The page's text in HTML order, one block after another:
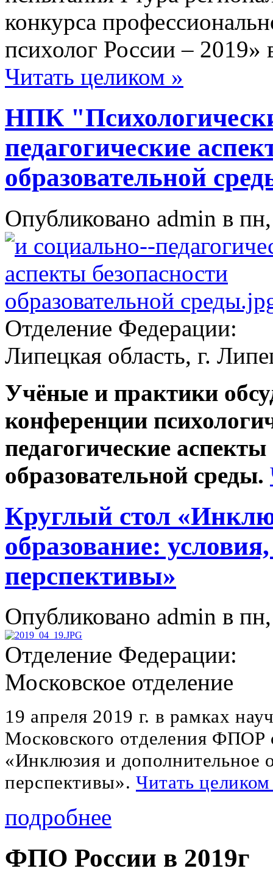
конкурса
психолог России – 2019»
Читать целиком »
НПК
педагогические
образовательной
Опубликовано admin в
Отделение Федерации:
Липецкая область, г.
Учёные и практики
конференции
педагогические аспекты
образовательной среды.
Круглый стол
образование:
перспективы»
Опубликовано admin в
Отделение Федерации:
Московское отделение
19 апреля 2019 г. в рамках
Московского отделения ФПОР
«Инклюзия и дополнительное
перспективы». Читать
подробнее
ФПО России в 2019г